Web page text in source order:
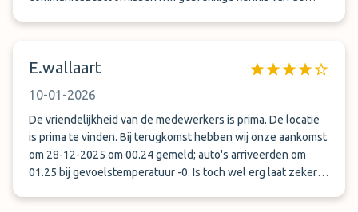
E.wallaart
10-01-2026
De vriendelijkheid van de medewerkers is prima. De locatie
is prima te vinden. Bij terugkomst hebben wij onze aankomst
om 28-12-2025 om 00.24 gemeld; auto's arriveerden om
01.25 bij gevoelstemperatuur -0. Is toch wel erg laat zeker